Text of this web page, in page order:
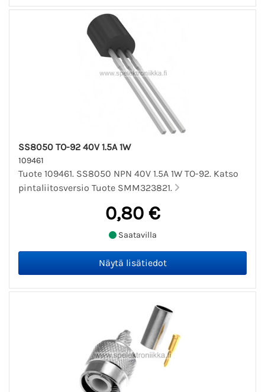
SS8050 TO-92 40V 1.5A 1W
109461
Tuote 109461. SS8050 NPN 40V 1.5A 1W TO-92. Katso
pintaliitosversio Tuote SMM323821.
0,80 €
Saatavilla